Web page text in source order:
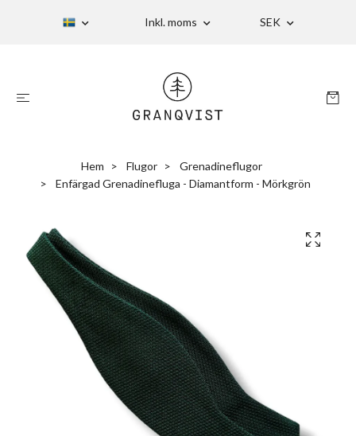
Inkl. moms SEK
Hem Flugor
Grenadineflugor
Enfärgad Grenadinefluga - Diamantform - Mörkgrön